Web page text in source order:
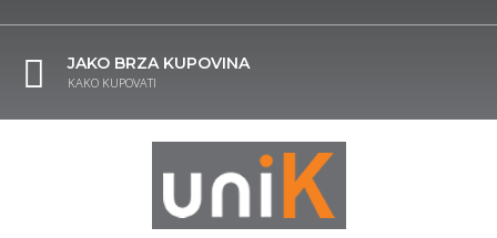
JAKO BRZA KUPOVINA
KAKO KUPOVATI